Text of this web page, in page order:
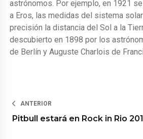
astrónomos. Por ejemplo, en 1921
a Eros, las medidas del sistema
precisión la distancia del Sol a la
descubierto en 1898 por los
de Berlín y Auguste Charlois de
ANTERIOR
Pitbull estará en Rock in Rio